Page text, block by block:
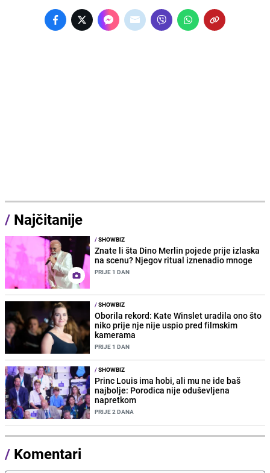
/ Najčitanije
/SHOWBIZ
Znate li šta Dino Merlin pojede prije izlaska
na scenu? Njegov ritual iznenadio mnoge
PRIJE 1 DAN
/SHOWBIZ
Oborila rekord: Kate Winslet uradila ono što
niko prije nje nije uspio pred filmskim
kamerama
PRIJE 1 DAN
/SHOWBIZ
Princ Louis ima hobi, ali mu ne ide baš
najbolje: Porodica nije oduševljena
napretkom
PRIJE 2 DANA
/ Komentari